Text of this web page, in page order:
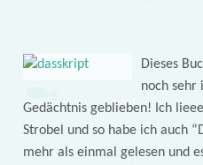
Dieses
noch sehr
Gedächtnis geblieben! Ich
Strobel und so habe ich auch
mehr als einmal gelesen und